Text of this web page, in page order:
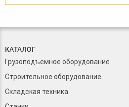
КАТАЛОГ
Грузоподъемное оборудование
Строительное оборудование
Складская техника